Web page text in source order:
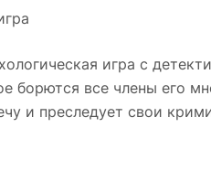
игра с
борются все члены его
и преследует свои